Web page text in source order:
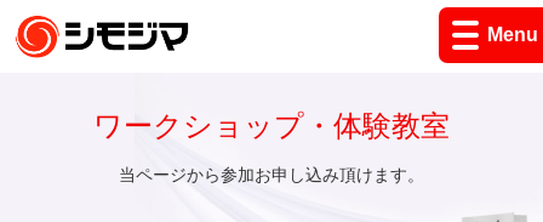
Menu
ワークショップ・体験教室
当ページから参加お申し込み頂けます。